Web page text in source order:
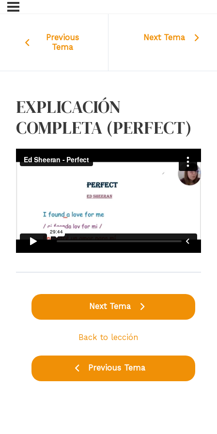
Previous
Tema
Next Tema
EXPLICACIÓN
COMPLETA (PERFECT)
Previous Tema
Back to lección
Next Tema